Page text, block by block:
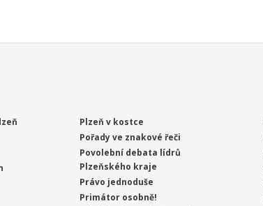
Plzeň v kostce
Pořady ve znakové řeči
Povolební debata lídrů
Plzeňského kraje
Právo jednoduše
Primátor osobně!